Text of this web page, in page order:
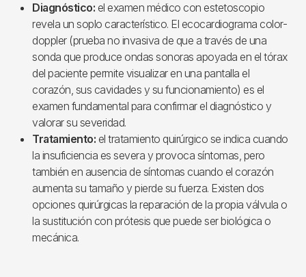
Diagnóstico: el examen médico con estetoscopio
revela un soplo característico. El ecocardiograma color-
doppler (prueba no invasiva de que a través de una
sonda que produce ondas sonoras apoyada en el tórax
del paciente permite visualizar en una pantalla el
corazón, sus cavidades y su funcionamiento) es el
examen fundamental para confirmar el diagnóstico y
valorar su severidad.
Tratamiento: el tratamiento quirúrgico se indica cuando
la insuficiencia es severa y provoca síntomas, pero
también en ausencia de síntomas cuando el corazón
aumenta su tamaño y pierde su fuerza. Existen dos
opciones quirúrgicas la reparación de la propia válvula o
la sustitución con prótesis que puede ser biológica o
mecánica.